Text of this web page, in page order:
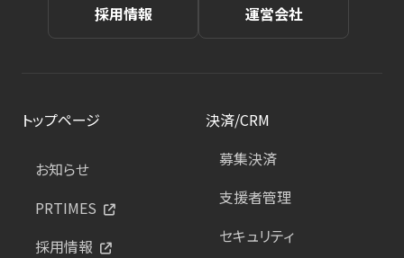
採用情報 運営会社
トップページ
お知らせ
PRTIMES
採用情報
決済/CRM
募集決済
支援者管理
セキュリティ